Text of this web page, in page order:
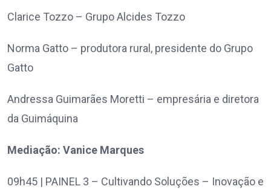
Clarice Tozzo – Grupo Alcides Tozzo
Norma Gatto – produtora rural, presidente do Grupo
Gatto
Andressa Guimarães Moretti – empresária e diretora
da Guimáquina
Mediação: Vanice Marques
09h45 | PAINEL 3 – Cultivando Soluções – Inovação e